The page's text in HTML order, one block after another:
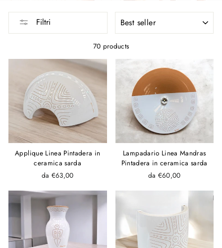
Filtri
70 products
Applique Linea Pintadera in
ceramica sarda
da €63,00
Lampadario Linea Mandras
Pintadera in ceramica sarda
da €60,00